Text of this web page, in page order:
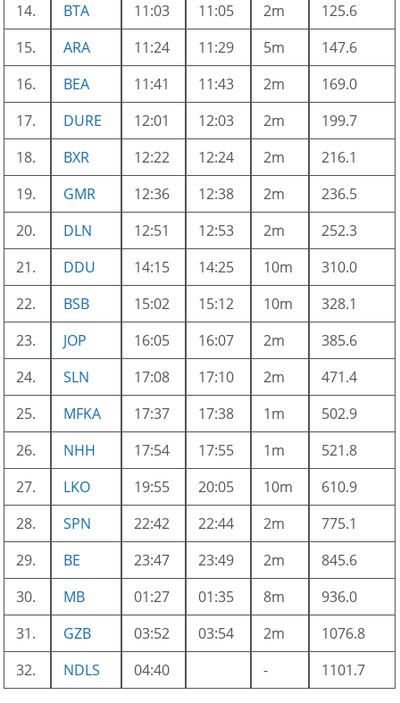
14.
BTA 11:03 11:05 2m
125.6
15.
ARA 11:24 11:29 5m
147.6
16.
BEA 11:41 11:43 2m
169.0
17.
DURE 12:01 12:03 2m
199.7
18.
BXR 12:22 12:24 2m
216.1
19.
GMR 12:36 12:38 2m
236.5
20.
DLN 12:51 12:53 2m
252.3
21.
DDU 14:15 14:25 10m
310.0
22.
BSB 15:02 15:12 10m
328.1
23.
JOP 16:05 16:07 2m
385.6
24.
SLN 17:08 17:10 2m
471.4
25.
MFKA 17:37 17:38 1m
502.9
26.
NHH 17:54 17:55 1m
521.8
27.
LKO 19:55 20:05 10m
610.9
28.
SPN 22:42 22:44 2m
775.1
29.
BE 23:47 23:49 2m
845.6
30.
MB 01:27 01:35 8m
936.0
31.
GZB 03:52 03:54 2m
1076.8
32.
NDLS 04:40 - 1101.7